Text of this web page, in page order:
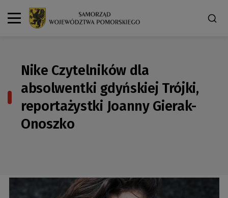
Nike Czytelników dla
absolwentki gdyńskiej Trójki,
reportażystki Joanny Gierak-
Onoszko